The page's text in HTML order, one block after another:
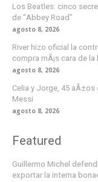
Los Beatles: cinco
de “Abbey Road”
agosto 8, 2026
River hizo oficial la
compra mÃ¡s cara de
agosto 8, 2026
Celia y Jorge, 45
Messi
agosto 8, 2026
Featured
Guillermo Michel
exportar la interna